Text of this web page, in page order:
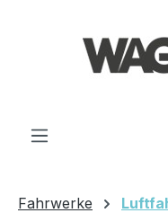
Fahrwerke